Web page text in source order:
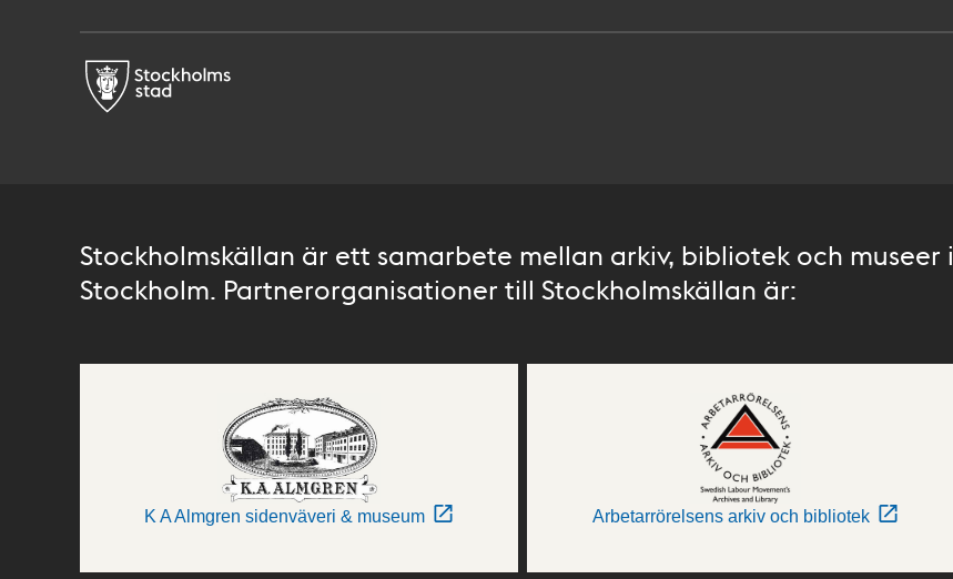
Stockholmskällan är ett samarbete mellan arkiv, bibliotek och museer i
Stockholm. Partnerorganisationer till Stockholmskällan är:
K A Almgren sidenväveri & museum Arbetarrörelsens arkiv och bibliotek